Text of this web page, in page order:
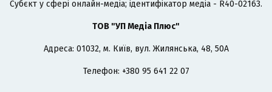
Cубєкт у сфері онлайн-медіа; ідентифікатор медіа - R40-02163.
ТОВ "УП Медіа Плюс"
Адреса: 01032, м. Київ, вул. Жилянська, 48, 50А
Телефон: +380 95 641 22 07